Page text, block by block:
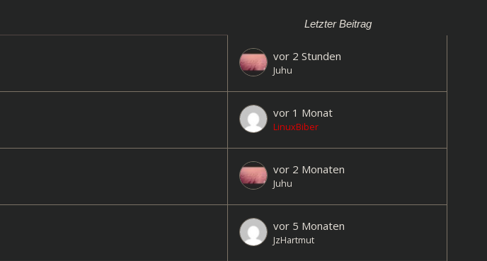
Letzter Beitrag
vor 2 Stunden
Juhu
vor 1 Monat
LinuxBiber
vor 2 Monaten
Juhu
vor 5 Monaten
JzHartmut